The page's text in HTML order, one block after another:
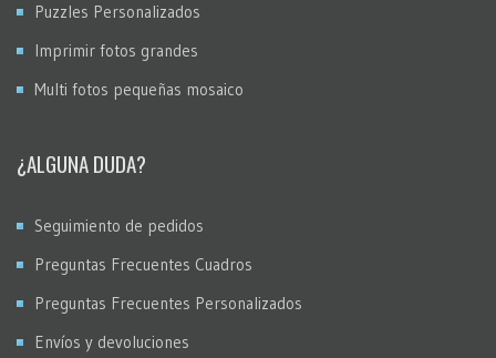
Puzzles Personalizados
Imprimir fotos grandes
Multi fotos pequeñas mosaico
¿ALGUNA DUDA?
Seguimiento de pedidos
Preguntas Frecuentes Cuadros
Preguntas Frecuentes Personalizados
Envíos y devoluciones